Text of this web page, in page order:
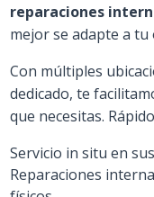
reparaciones
mejor se adapte a tu
Con múltiples
dedicado, te
que necesitas.
Servicio in situ en
Reparaciones